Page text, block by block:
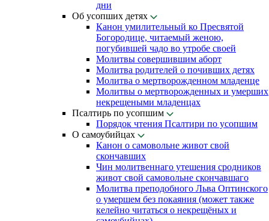
дни
Об усопших детях
Канон умилительный ко Пресвятой
Богородице, читаемый женою,
погубившей чадо во утробе своей
Молитвы совершившим аборт
Молитва родителей о почивших детях
Молитва о мертворожденном младенце
Молитвы о мертворожденных и умерших
некрещеными младенцах
Псалтирь по усопшим
Порядок чтения Псалтири по усопшим
О самоубийцах
Канон о самовольне живот свой
скончавших
Чин молитвеннаго утешения сродников
живот свой самовольне скончавшаго
Молитва преподобного Льва Оптинского
о умершем без покаяния (может также
келейно читаться о некрещёных и